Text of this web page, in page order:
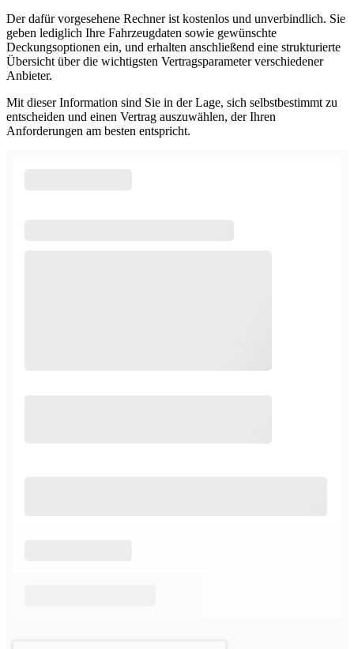
Der dafür vorgesehene Rechner ist kostenlos und unverbindlich. Sie
geben lediglich Ihre Fahrzeugdaten sowie gewünschte
Deckungsoptionen ein, und erhalten anschließend eine strukturierte
Übersicht über die wichtigsten Vertragsparameter verschiedener
Anbieter.
Mit dieser Information sind Sie in der Lage, sich selbstbestimmt zu
entscheiden und einen Vertrag auszuwählen, der Ihren
Anforderungen am besten entspricht.